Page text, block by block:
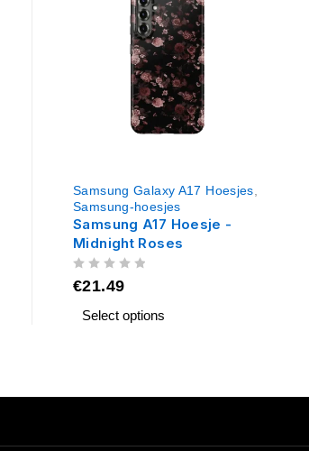
Samsung Galaxy A17 Hoesjes
Samsung-hoesjes
Samsung A17 Hoesje -
Midnight Roses
€21.49
Select options